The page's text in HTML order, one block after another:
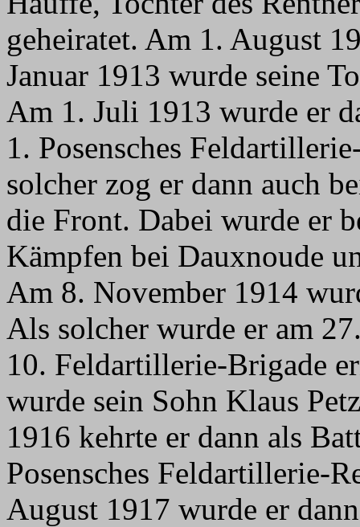
geheiratet. Am 1. August
Januar 1913 wurde seine
Am 1. Juli 1913 wurde er
1. Posensches
solcher zog er dann auch
die Front. Dabei wurde er
Kämpfen bei Dauxnoude
Am 8. November 1914
Als solcher wurde er am
10. Feldartillerie-Brigade
wurde sein Sohn Klaus
1916 kehrte er dann als
Posensches Feldartillerie-
August 1917 wurde er